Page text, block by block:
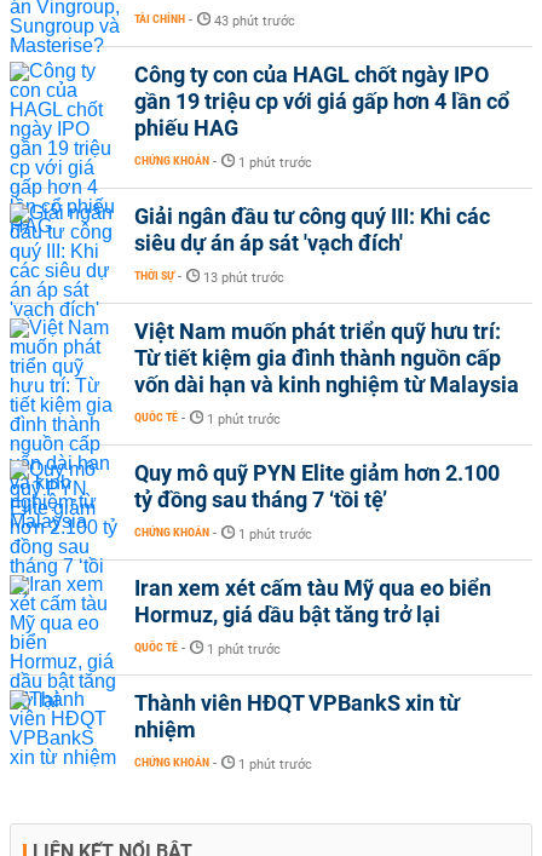
TÀI CHÍNH - 43 phút trước
Công ty con của HAGL chốt ngày IPO
gần 19 triệu cp với giá gấp hơn 4 lần cổ
phiếu HAG
CHỨNG KHOÁN - 1 phút trước
Giải ngân đầu tư công quý III: Khi các
siêu dự án áp sát 'vạch đích'
THỜI SỰ - 13 phút trước
Việt Nam muốn phát triển quỹ hưu trí:
Từ tiết kiệm gia đình thành nguồn cấp
vốn dài hạn và kinh nghiệm từ Malaysia
QUỐC TẾ - 1 phút trước
Quy mô quỹ PYN Elite giảm hơn 2.100
tỷ đồng sau tháng 7 ‘tồi tệ’
CHỨNG KHOÁN - 1 phút trước
Iran xem xét cấm tàu Mỹ qua eo biển
Hormuz, giá dầu bật tăng trở lại
QUỐC TẾ - 1 phút trước
Thành viên HĐQT VPBankS xin từ
nhiệm
CHỨNG KHOÁN - 1 phút trước
LIÊN KẾT NỔI BẬT